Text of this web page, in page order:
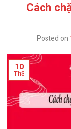
Cách
Posted on
10
Th3